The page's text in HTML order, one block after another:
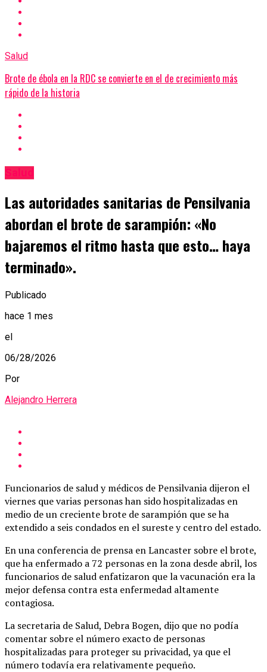
Salud
Brote de ébola en la RDC se convierte en el de crecimiento más
rápido de la historia
Salud
Las autoridades sanitarias de Pensilvania
abordan el brote de sarampión: «No
bajaremos el ritmo hasta que esto… haya
terminado».
Publicado
hace 1 mes
el
06/28/2026
Por
Alejandro Herrera
Funcionarios de salud y médicos de Pensilvania dijeron el
viernes que varias personas han sido hospitalizadas en
medio de un creciente brote de sarampión que se ha
extendido a seis condados en el sureste y centro del estado.
En una conferencia de prensa en Lancaster sobre el brote,
que ha enfermado a 72 personas en la zona desde abril, los
funcionarios de salud enfatizaron que la vacunación era la
mejor defensa contra esta enfermedad altamente
contagiosa.
La secretaria de Salud, Debra Bogen, dijo que no podía
comentar sobre el número exacto de personas
hospitalizadas para proteger su privacidad, ya que el
número todavía era relativamente pequeño.